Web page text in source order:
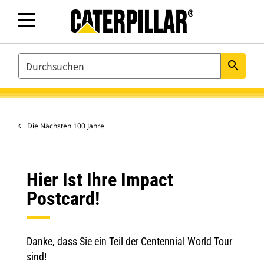
SEARCH search
Die Nächsten 100 Jahre
Hier Ist Ihre Impact
Postcard!
Danke, dass Sie ein Teil der Centennial World Tour
sind!